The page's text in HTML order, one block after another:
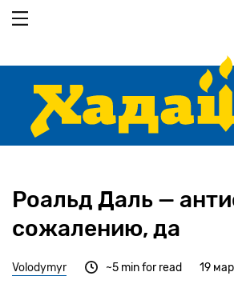
Роальд Даль —
сожалению, да
Volodymyr 19
~5 min for read